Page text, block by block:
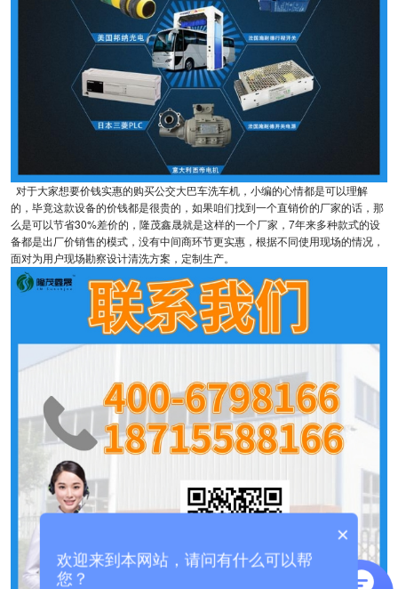
对于大家想要价钱实惠的购买公交大巴车洗车机，小编的心情都是可以理解
的，毕竟这款设备的价钱都是很贵的，如果咱们找到一个直销价的厂家的话，那
么是可以节省30%差价的，隆茂鑫晟就是这样的一个厂家，7年来多种款式的设
备都是出厂价销售的模式，没有中间商环节更实惠，根据不同使用现场的情况，
面对为用户现场勘察设计清洗方案，定制生产。
×
欢迎来到本网站，请问有什么可以帮
您？